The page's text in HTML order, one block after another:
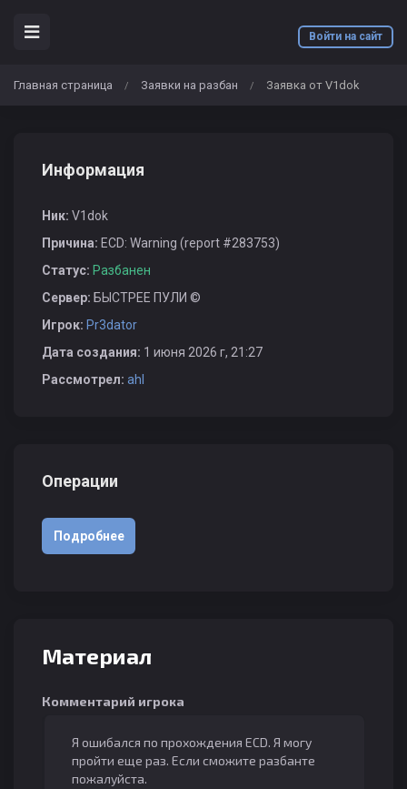
Войти на сайт
Главная страница / Заявки на разбан / Заявка от V1dok
Информация
Ник: V1dok
Причина: ECD: Warning (report #283753)
Статус: Разбанен
Сервер: БЫСТРЕЕ ПУЛИ ©
Игрок: Pr3dator
Дата создания: 1 июня 2026 г, 21:27
Рассмотрел: ahl
Операции
Подробнее
Материал
Комментарий игрока
Я ошибался по прохождения ECD. Я могу
пройти еще раз. Если сможите разбанте
пожалуйста.